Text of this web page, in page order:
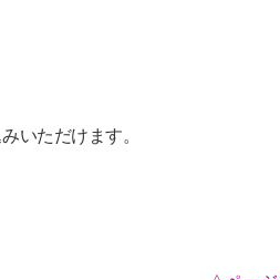
いただけます。